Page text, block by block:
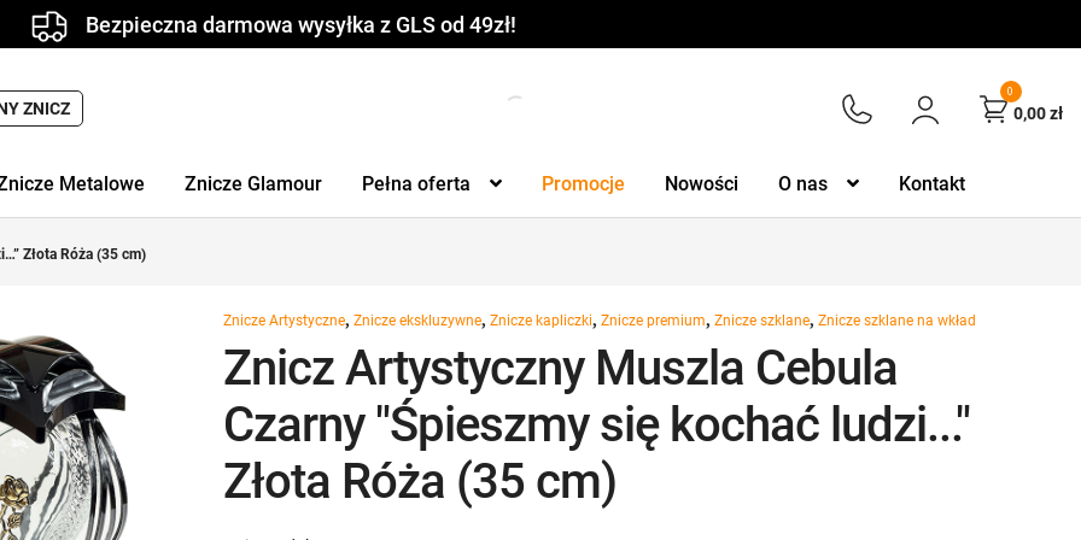
Bezpieczna darmowa wysyłka z GLS od 49zł!
ZNICZ
0
0,00zł
Metalowe Znicze Glamour Pełna oferta Promocje Nowości O nas Kontakt
Złota Róża (35 cm)
Znicze Artystyczne,Znicze ekskluzywne,Znicze kapliczki,Znicze premium,Znicze szklane,Znicze szklane na wkład
Znicz Artystyczny Muszla Cebula
Czarny "Śpieszmy się kochać ludzi..."
Złota Róża (35 cm)